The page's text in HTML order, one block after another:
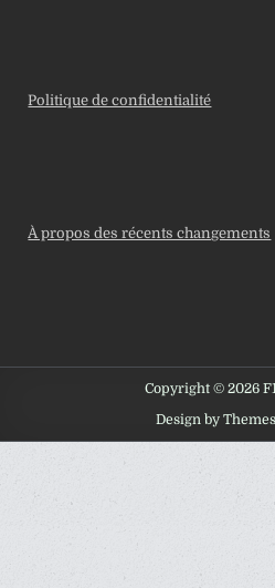
Politique de confidentialité
À propos des récents changements
Copyright © 2026
Design by